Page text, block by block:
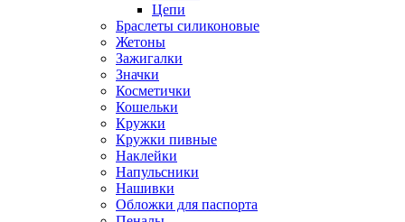
Цепи
Браслеты силиконовые
Жетоны
Зажигалки
Значки
Косметички
Кошельки
Кружки
Кружки пивные
Наклейки
Напульсники
Нашивки
Обложки для паспорта